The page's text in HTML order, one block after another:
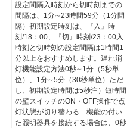
設定間隔入時刻から切時刻までの
間隔は、1分∼23時間59分（1分間
隔）初期設定時刻は、『入』時
刻/18：00、『切』時刻/23：00入
時刻と切時刻の設定間隔は1時間1
分以上をおすすめします。遅れ消
灯機能設定方法0秒∼1分（5秒単
位）、1分∼5分（30秒単位）ただ
し、初期設定時間は5秒注）短時間
の壁スイッチのON・OFF操作で点
灯状態が切り替わる 機能の付い
た照明器具を接続する場合は、0秒